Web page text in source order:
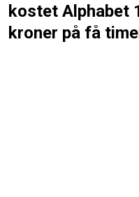
kostet Alphabet
kroner på få